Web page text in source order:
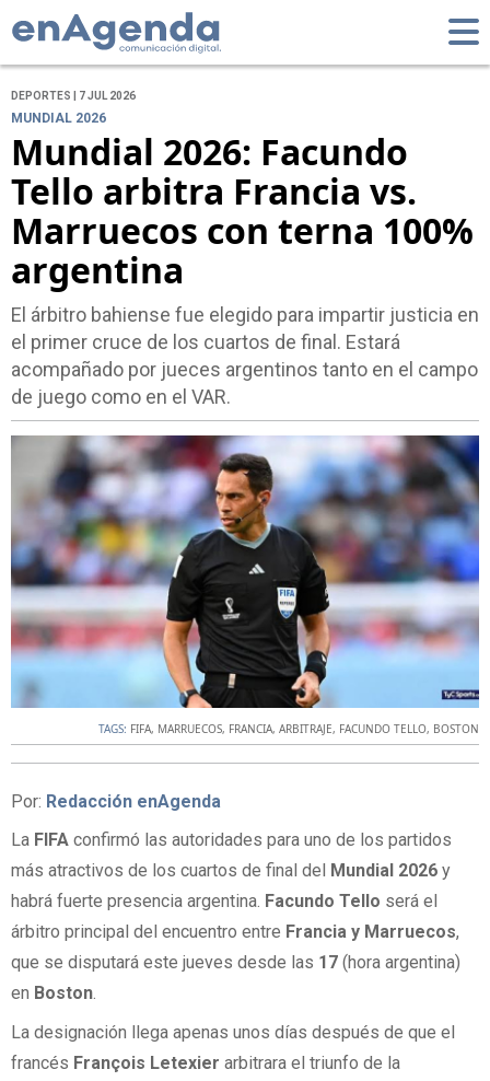
DEPORTES | 7 JUL 2026
MUNDIAL 2026
Mundial 2026: Facundo
Tello arbitra Francia vs.
Marruecos con terna 100%
argentina
El árbitro bahiense fue elegido para impartir justicia en
el primer cruce de los cuartos de final. Estará
acompañado por jueces argentinos tanto en el campo
de juego como en el VAR.
TAGS: FIFA, MARRUECOS, FRANCIA, ARBITRAJE, FACUNDO TELLO, BOSTON
Por: Redacción enAgenda
La FIFA confirmó las autoridades para uno de los partidos
más atractivos de los cuartos de final del
Mundial 2026 y
habrá fuerte presencia argentina. Facundo Tello será el
árbitro principal del encuentro entre Francia y Marruecos,
que se disputará este jueves desde las 17 (hora argentina)
en Boston.
La designación llega apenas unos días después de que el
francés François Letexier arbitrara el triunfo de la